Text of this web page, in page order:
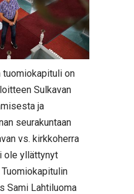
tuomiokapituli on
Sulkavan
ja
seurakuntaan
vs. kirkkoherra
ole yllättynyt
Sami Lahtiluoma